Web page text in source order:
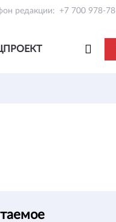
редакции: +7 700 978-